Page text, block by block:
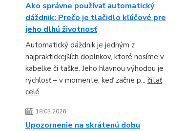
Ako správne používať automatický
dáždnik: Prečo je tlačidlo kľúčové pre
jeho dlhú životnosť
Automatický dáždnik je jedným z
najpraktickejších doplnkov, ktoré nosíme v
kabelke či taške. Jeho hlavnou výhodou je
rýchlosť – v momente, keď začne p... čítať
celé
18.03.2026
Upozornenie na skrátenú dobu